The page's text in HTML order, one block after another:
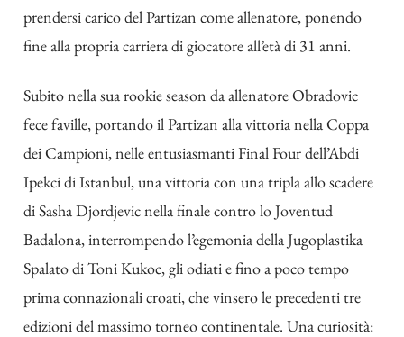
prendersi carico del Partizan come allenatore, ponendo
fine alla propria carriera di giocatore all’età di 31 anni.
Subito nella sua rookie season da allenatore Obradovic
fece faville, portando il Partizan alla vittoria nella Coppa
dei Campioni, nelle entusiasmanti Final Four dell’Abdi
Ipekci di Istanbul, una vittoria con una tripla allo scadere
di Sasha Djordjevic nella finale contro lo Joventud
Badalona, interrompendo l’egemonia della Jugoplastika
Spalato di Toni Kukoc, gli odiati e fino a poco tempo
prima connazionali croati, che vinsero le precedenti tre
edizioni del massimo torneo continentale. Una curiosità: